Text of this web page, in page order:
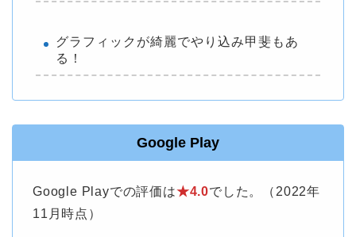
グラフィックが綺麗でやり込み甲斐もあ
る！
Google Play
Google Playでの評価は★4.0でした。（2022年
11月時点）